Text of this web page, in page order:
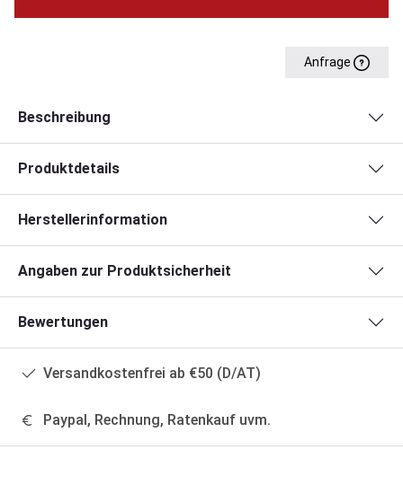
Anfrage
Beschreibung
Produktdetails
Herstellerinformation
Angaben zur Produktsicherheit
Bewertungen
Versandkostenfrei ab €50 (D/AT)
Paypal, Rechnung, Ratenkauf uvm.